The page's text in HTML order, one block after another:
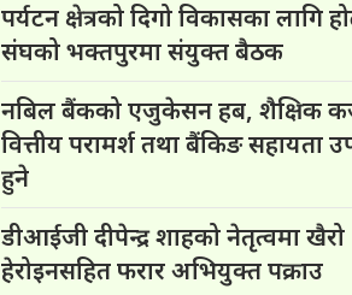
पर्यटन क्षेत्रको दिगो विकासका लागि
संघको भक्तपुरमा संयुक्त बैठक
नबिल बैंकको एजुकेसन हब, शैक्षिक
वित्तीय परामर्श तथा बैंकिङ सहायता
हुने
डीआईजी दीपेन्द्र शाहको नेतृत्वमा खैरो
हेरोइनसहित फरार अभियुक्त पक्राउ